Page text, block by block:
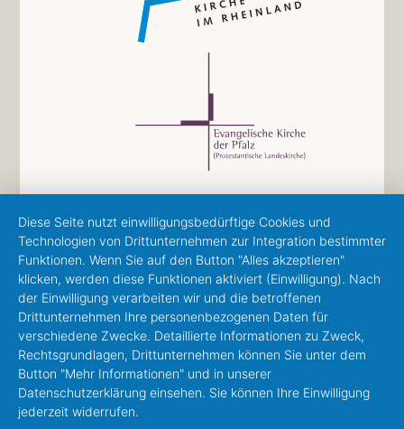
Diese Seite nutzt einwilligungsbedürftige Cookies und
Technologien von Drittunternehmen zur Integration bestimmter
Funktionen. Wenn Sie auf den Button "Alles akzeptieren"
klicken, werden diese Funktionen aktiviert (Einwilligung). Nach
der Einwilligung verarbeiten wir und die betroffenen
Drittunternehmen Ihre personenbezogenen Daten für
verschiedene Zwecke. Detaillierte Informationen zu Zweck,
Rechtsgrundlagen, Drittunternehmen können Sie unter dem
Button "Mehr Informationen" und in unserer
Datenschutzerklärung einsehen. Sie können Ihre Einwilligung
jederzeit widerrufen.